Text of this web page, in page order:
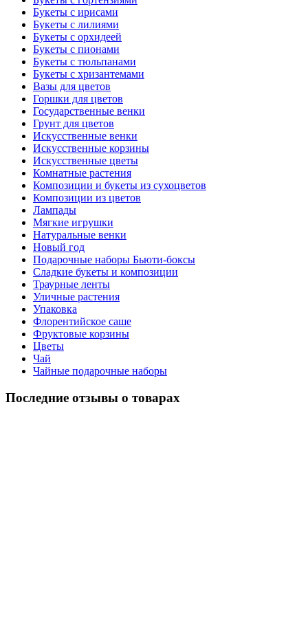
Букеты с ирисами
Букеты с лилиями
Букеты с орхидеей
Букеты с пионами
Букеты с тюльпанами
Букеты с хризантемами
Вазы для цветов
Горшки для цветов
Государственные венки
Грунт для цветов
Искусственные венки
Искусственные корзины
Искусственные цветы
Комнатные растения
Композиции и букеты из сухоцветов
Композиции из цветов
Лампады
Мягкие игрушки
Натуральные венки
Новый год
Подарочные наборы Бьюти-боксы
Сладкие букеты и композиции
Траурные ленты
Уличные растения
Упаковка
Флорентийское саше
Фруктовые корзины
Цветы
Чай
Чайные подарочные наборы
Последние отзывы о товарах